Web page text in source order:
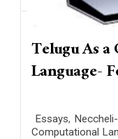
Telugu As
Language-
Essays,
Computational